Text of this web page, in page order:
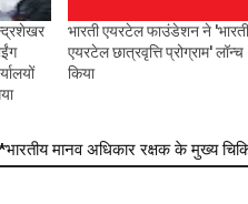
भारती एयरटेल फाउंडेशन ने 'भारती
एयरटेल छात्रवृत्ति प्रोग्राम' लॉन्च
किया
मानव अधिकार रक्षक के मुख्य